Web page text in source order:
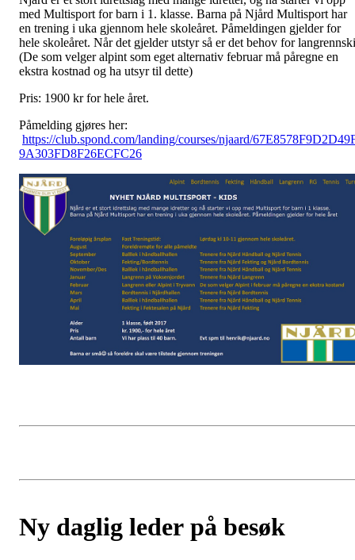
med Multisport for barn i 1. klasse. Barna på Njård Multisport har
en trening i uka gjennom hele skoleåret. Påmeldingen gjelder for
hele skoleåret. Når det gjelder utstyr så er det behov for
(De som velger alpint som eget alternativ februar må påregne en
ekstra kostnad og ha utsyr til dette)
Pris: 1900 kr for hele året.
Påmelding gjøres her:
https://club.spond.com/landing/courses/njaard/
9A303FD8F26ECFC26
Ny daglig leder på besøk